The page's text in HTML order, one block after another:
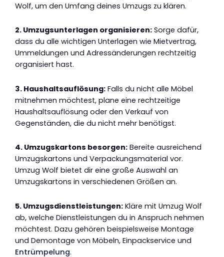
Wolf, um den Umfang deines Umzugs zu klären.
2. Umzugsunterlagen organisieren: Sorge dafür,
dass du alle wichtigen Unterlagen wie Mietvertrag,
Ummeldungen und Adressänderungen rechtzeitig
organisiert hast.
3. Haushaltsauflösung: Falls du nicht alle Möbel
mitnehmen möchtest, plane eine rechtzeitige
Haushaltsauflösung oder den Verkauf von
Gegenständen, die du nicht mehr benötigst.
4. Umzugskartons besorgen: Bereite ausreichend
Umzugskartons und Verpackungsmaterial vor.
Umzug Wolf bietet dir eine große Auswahl an
Umzugskartons in verschiedenen Größen an.
5. Umzugsdienstleistungen: Kläre mit Umzug Wolf
ab, welche Dienstleistungen du in Anspruch nehmen
möchtest. Dazu gehören beispielsweise Montage
und Demontage von Möbeln, Einpackservice und
Entrümpelung.